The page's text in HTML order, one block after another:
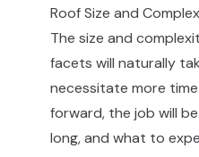
Roof Size and Complexity:​​​​‌
The size and
facets will naturally
necessitate more
forward, the job will
long, and what to expect.​​​​‌